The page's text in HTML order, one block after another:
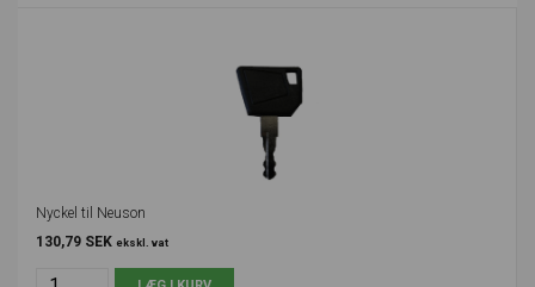
Nyckel til Neuson
130,79 SEK ekskl. vat